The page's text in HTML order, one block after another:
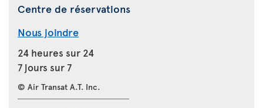
Centre de réservations
Nous joindre
24 heures sur 24
7 jours sur 7
© Air Transat A.T. Inc.